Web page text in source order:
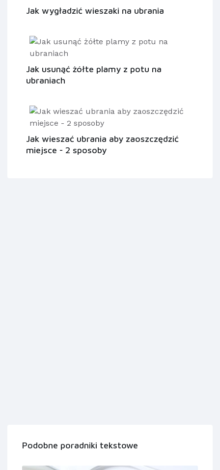
Jak wygładzić wieszaki na ubrania
Jak usunąć żółte plamy z potu na
ubraniach
Jak wieszać ubrania aby zaoszczędzić
miejsce - 2 sposoby
Podobne poradniki tekstowe